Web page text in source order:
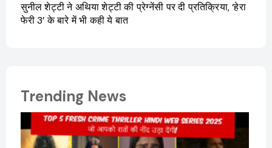
सुनील शेट्टी ने अथिया शेट्टी की प्रेग्नेंसी पर दी प्रतिक्रिया, ‘हेरा
फेरी 3’ के बारे में भी कही ये बात
Trending News